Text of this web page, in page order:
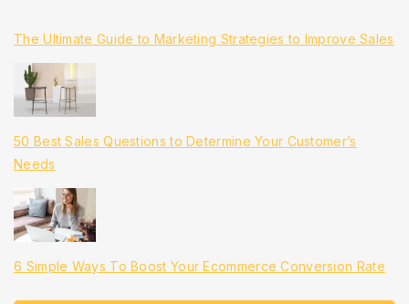
The Ultimate Guide to Marketing Strategies to Improve Sales
50 Best Sales Questions to Determine Your Customer’s
Needs
6 Simple Ways To Boost Your Ecommerce Conversion Rate